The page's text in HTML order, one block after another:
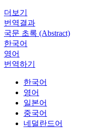
더보기
번역결과
국문 초록 (Abstract)
한국어
영어
번역하기
한국어
영어
일본어
중국어
네덜란드어